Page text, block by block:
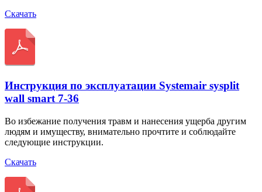
Скачать
Инструкция по эксплуатации Systemair sysplit
wall smart 7-36
Во избежание получения травм и нанесения ущерба другим
людям и имуществу, внимательно прочтите и соблюдайте
следующие инструкции.
Скачать